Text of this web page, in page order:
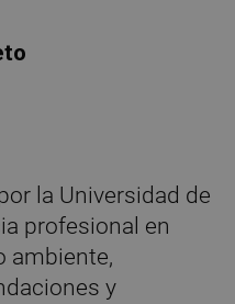
la Universidad de
profesional en
ambiente,
y